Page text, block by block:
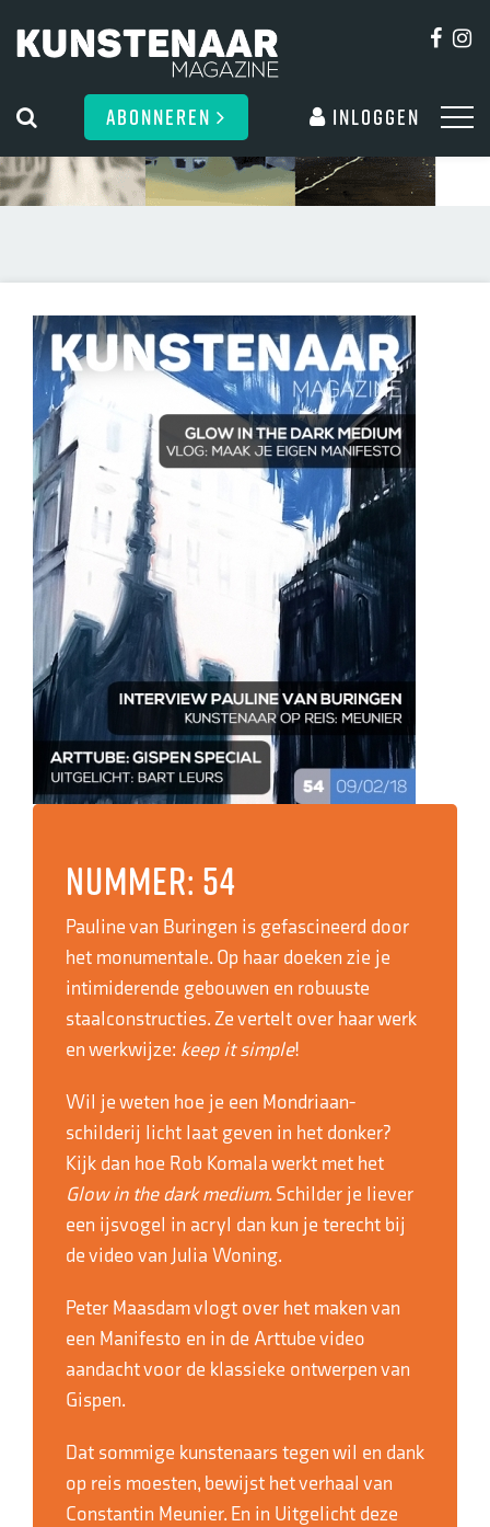
ABONNEREN Inloggen
Nummer: 54
Pauline van Buringen is gefascineerd door
het monumentale. Op haar doeken zie je
intimiderende gebouwen en robuuste
staalconstructies. Ze vertelt over haar werk
en werkwijze: keep it simple!
Wil je weten hoe je een Mondriaan-
schilderij licht laat geven in het donker?
Kijk dan hoe Rob Komala werkt met het
Glow in the dark medium. Schilder je liever
een ijsvogel in acryl dan kun je terecht bij
de video van Julia Woning.
Peter Maasdam vlogt over het maken van
een Manifesto en in de Arttube video
aandacht voor de klassieke ontwerpen van
Gispen.
Dat sommige kunstenaars tegen wil en dank
op reis moesten, bewijst het verhaal van
Constantin Meunier. En in Uitgelicht deze